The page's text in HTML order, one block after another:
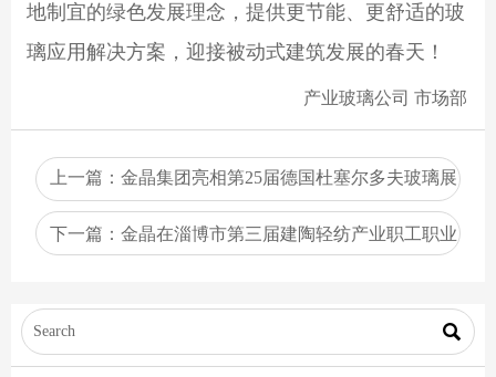
地制宜的绿色发展理念，提供更节能、更舒适的玻
璃应用解决方案，迎接被动式建筑发展的春天！
产业玻璃公司 市场部
上一篇：金晶集团亮相第25届德国杜塞尔多夫玻璃展
下一篇：金晶在淄博市第三届建陶轻纺产业职工职业
